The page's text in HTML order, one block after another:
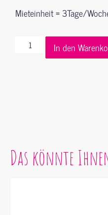
Mieteinheit = 3Tage/
In den
Das könnte